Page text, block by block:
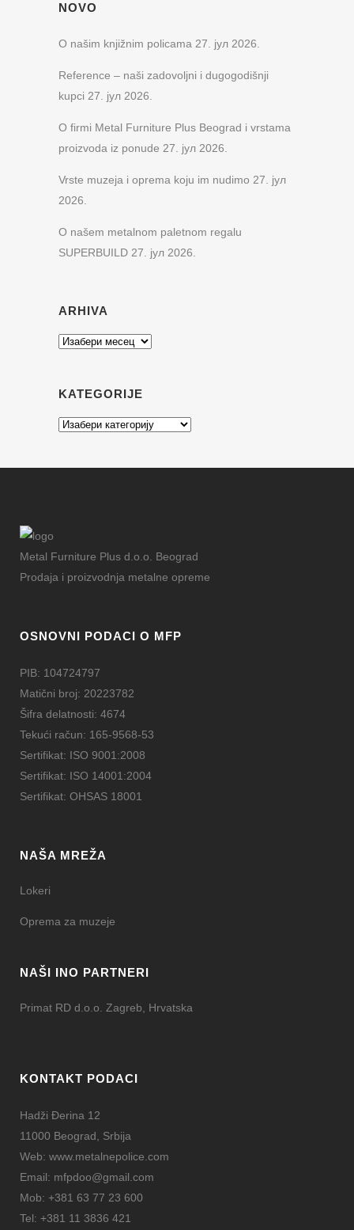
NOVO
O našim knjižnim policama 27. јул 2026.
Reference – naši zadovoljni i dugogodišnji
kupci 27. јул 2026.
O firmi Metal Furniture Plus Beograd i vrstama
proizvoda iz ponude 27. јул 2026.
Vrste muzeja i oprema koju im nudimo 27. јул
2026.
O našem metalnom paletnom regalu
SUPERBUILD 27. јул 2026.
ARHIVA
Arhiva
KATEGORIJE
Kategorije
Metal Furniture Plus d.o.o. Beograd
Prodaja i proizvodnja metalne opreme
OSNOVNI PODACI O MFP
PIB: 104724797
Matični broj: 20223782
Šifra delatnosti: 4674
Tekući račun: 165-9568-53
Sertifikat: ISO 9001:2008
Sertifikat: ISO 14001:2004
Sertifikat: OHSAS 18001
NAŠA MREŽA
Lokeri
Oprema za muzeje
NAŠI INO PARTNERI
Primat RD d.o.o. Zagreb, Hrvatska
KONTAKT PODACI
Hadži Đerina 12
11000 Beograd, Srbija
Web: www.metalnepolice.com
Email: mfpdoo@gmail.com
Mob: +381 63 77 23 600
Tel: +381 11 3836 421